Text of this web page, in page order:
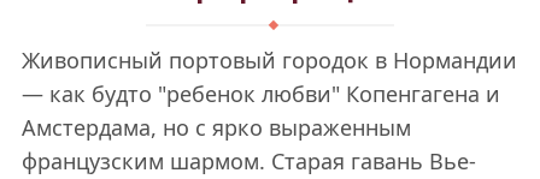
Живописный портовый городок в Нормандии
— как будто "ребенок любви" Копенгагена и
Амстердама, но с ярко выраженным
французским шармом. Старая гавань Вье-